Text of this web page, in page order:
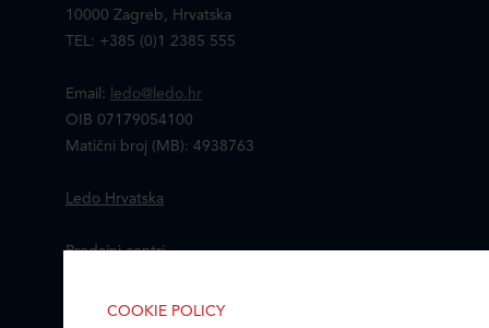
10000 Zagreb, Hrvatska
TEL: +385 (0)1 2385 555
Email:
ledo@ledo.hr
OIB 07179054100
Matični broj (MB): 4938763
Ledo Hrvatska
Prodajni centri
Ledo u inozemstvu
COOKIE POLICY